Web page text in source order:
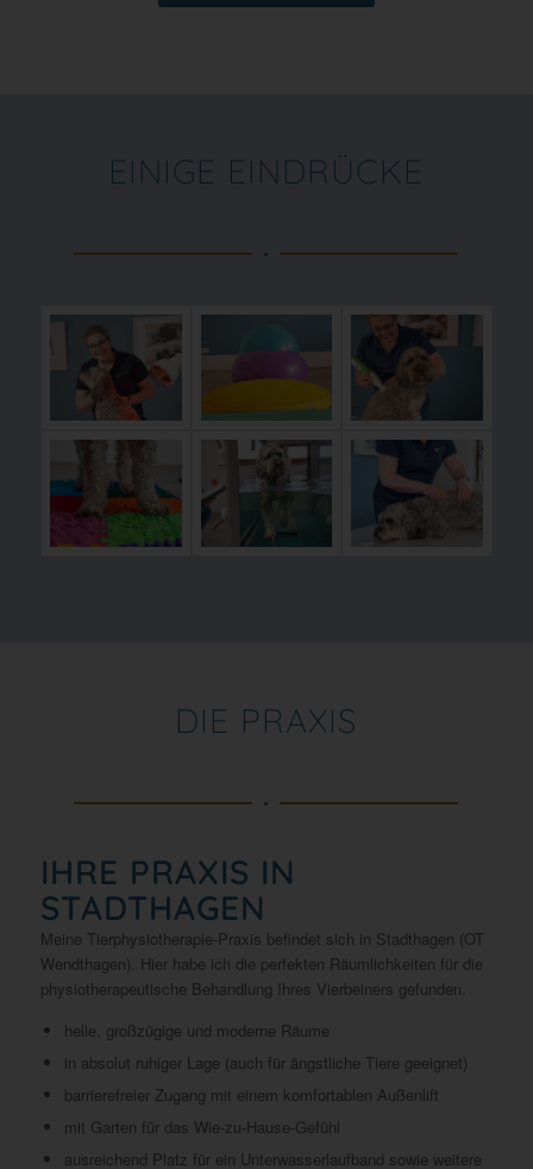
EINIGE EINDRÜCKE
DIE PRAXIS
IHRE PRAXIS IN
STADTHAGEN
Meine Tierphysiotherapie-Praxis befindet sich in Stadthagen (OT
Wendthagen). Hier habe ich die perfekten Räumlichkeiten für die
physiotherapeutische Behandlung Ihres Vierbeiners gefunden.
helle, großzügige und moderne Räume
in absolut ruhiger Lage (auch für ängstliche Tiere geeignet)
barrierefreier Zugang mit einem komfortablen Außenlift
mit Garten für das Wie-zu-Hause-Gefühl
ausreichend Platz für ein Unterwasserlaufband sowie weitere